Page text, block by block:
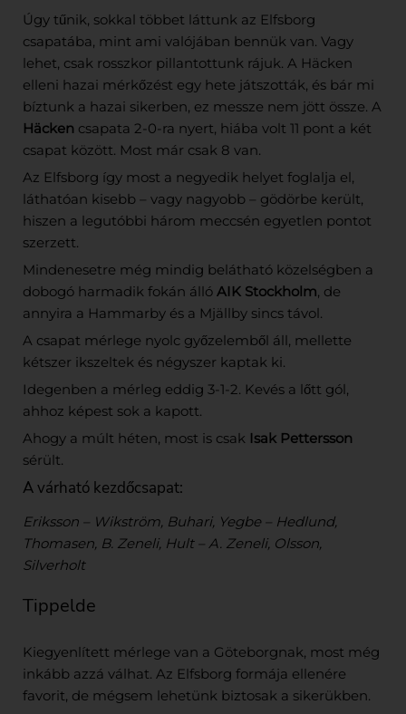
Úgy tűnik, sokkal többet láttunk az Elfsborg
csapatába, mint ami valójában bennük van. Vagy
lehet, csak rosszkor pillantottunk rájuk. A Häcken
elleni hazai mérkőzést egy hete játszották, és bár mi
bíztunk a hazai sikerben, ez messze nem jött össze. A
Häcken csapata 2-0-ra nyert, hiába volt 11 pont a két
csapat között. Most már csak 8 van.
Az Elfsborg így most a negyedik helyet foglalja el,
láthatóan kisebb – vagy nagyobb – gödörbe került,
hiszen a legutóbbi három meccsén egyetlen pontot
szerzett.
Mindenesetre még mindig belátható közelségben a
dobogó harmadik fokán álló AIK Stockholm, de
annyira a Hammarby és a Mjällby sincs távol.
A csapat mérlege nyolc győzelemből áll, mellette
kétszer ikszeltek és négyszer kaptak ki.
Idegenben a mérleg eddig 3-1-2. Kevés a lőtt gól,
ahhoz képest sok a kapott.
Ahogy a múlt héten, most is csak Isak Pettersson
sérült.
A várható kezdőcsapat:
Eriksson – Wikström, Buhari, Yegbe – Hedlund,
Thomasen, B. Zeneli, Hult – A. Zeneli, Olsson,
Silverholt
Tippelde
Kiegyenlített mérlege van a Göteborgnak, most még
inkább azzá válhat. Az Elfsborg formája ellenére
favorit, de mégsem lehetünk biztosak a sikerükben.